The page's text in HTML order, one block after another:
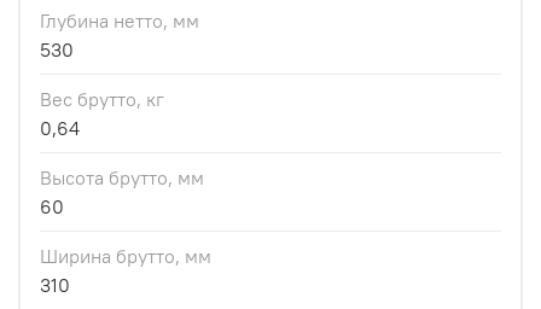
Глубина нетто, мм
530
Вес брутто, кг
0,64
Высота брутто, мм
60
Ширина брутто, мм
310